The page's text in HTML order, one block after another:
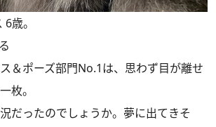
歳。
＆ポーズ部門No.1は、思わず目が離せ
枚。
だったのでしょうか。夢に出てきそ